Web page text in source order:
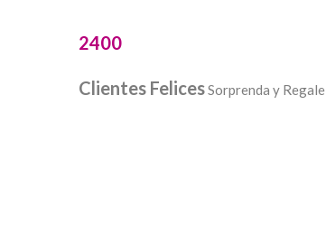
2400
Clientes FelicesSorprenda y Regale